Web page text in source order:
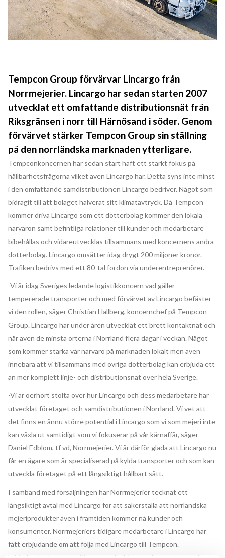
Tempcon Group förvärvar Lincargo från
Norrmejerier. Lincargo har sedan starten 2007
utvecklat ett omfattande distributionsnät från
Riksgränsen i norr till Härnösand i söder. Genom
förvärvet stärker Tempcon Group sin ställning
på den norrländska marknaden ytterligare.
Tempconkoncernen har sedan start haft ett starkt fokus på
hållbarhetsfrågorna vilket även Lincargo har. Detta syns inte minst
i den omfattande samdistributionen Lincargo bedriver. Något som
bidragit till att bolaget halverat sitt klimatavtryck. Då Tempcon
kommer driva Lincargo som ett dotterbolag kommer den lokala
närvaron samt befintliga relationer till kunder och medarbetare
bibehållas och vidareutvecklas tillsammans med koncernens andra
dotterbolag. Lincargo omsätter idag drygt 200 miljoner kronor.
Trafiken bedrivs med ett 80-tal fordon via underentreprenörer.
-Vi är idag Sveriges ledande logistikkoncern vad gäller
tempererade transporter och med förvärvet av Lincargo befäster
vi den rollen, säger Christian Hallberg, koncernchef på Tempcon
Group. Lincargo har under åren utvecklat ett brett kontaktnät och
når även de minsta orterna i Norrland flera dagar i veckan. Något
som kommer stärka vår närvaro på marknaden lokalt men även
innebära att vi tillsammans med övriga dotterbolag kan erbjuda ett
än mer komplett linje- och distributionsnät över hela Sverige.
-Vi är oerhört stolta över hur Lincargo och dess medarbetare har
utvecklat företaget och samdistributionen i Norrland. Vi vet att
det finns en ännu större potential i Lincargo som vi som mejeri inte
kan växla ut samtidigt som vi fokuserar på vår kärnaffär, säger
Daniel Edblom, tf vd, Norrmejerier. Vi är därför glada att Lincargo nu
får en ägare som är specialiserad på kylda transporter och som kan
utveckla företaget på ett långsiktigt hållbart sätt.
I samband med försäljningen har Norrmejerier tecknat ett
långsiktigt avtal med Lincargo för att säkerställa att norrländska
mejeriprodukter även i framtiden kommer nå kunder och
konsumenter. Norrmejeriers tidigare medarbetare i Lincargo har
fått erbjudande om att följa med Lincargo till Tempcon.